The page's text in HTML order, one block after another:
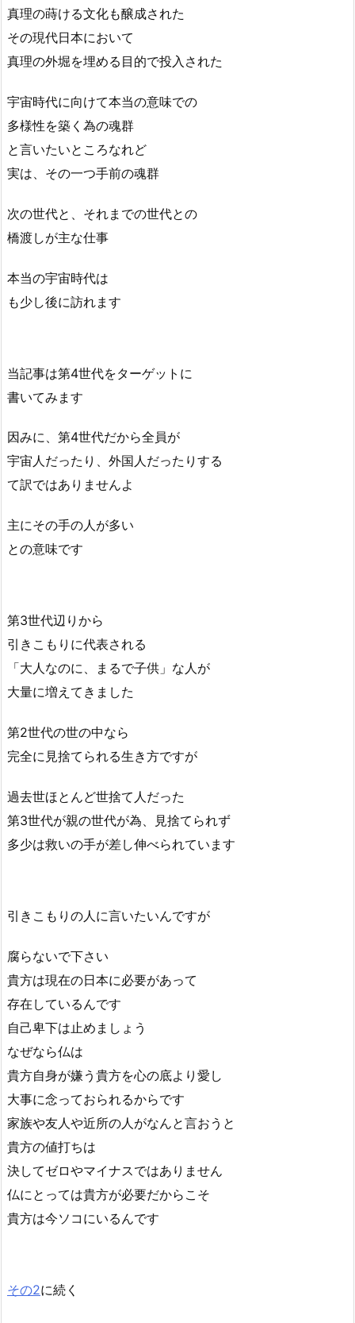
真理の蒔ける文化も醸成された
その現代日本において
真理の外堀を埋める目的で投入された
宇宙時代に向けて本当の意味での
多様性を築く為の魂群
と言いたいところなれど
実は、その一つ手前の魂群
次の世代と、それまでの世代との
橋渡しが主な仕事
本当の宇宙時代は
も少し後に訪れます
当記事は第4世代をターゲットに
書いてみます
因みに、第4世代だから全員が
宇宙人だったり、外国人だったりする
て訳ではありませんよ
主にその手の人が多い
との意味です
第3世代辺りから
引きこもりに代表される
「大人なのに、まるで子供」な人が
大量に増えてきました
第2世代の世の中なら
完全に見捨てられる生き方ですが
過去世ほとんど世捨て人だった
第3世代が親の世代が為、見捨てられず
多少は救いの手が差し伸べられています
引きこもりの人に言いたいんですが
腐らないで下さい
貴方は現在の日本に必要があって
存在しているんです
自己卑下は止めましょう
なぜなら仏は
貴方自身が嫌う貴方を心の底より愛し
大事に念っておられるからです
家族や友人や近所の人がなんと言おうと
貴方の値打ちは
決してゼロやマイナスではありません
仏にとっては貴方が必要だからこそ
貴方は今ソコにいるんです
その2に続く